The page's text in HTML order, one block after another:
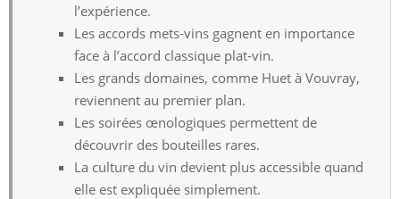
l’expérience.
Les accords mets-vins gagnent en importance
face à l’accord classique plat-vin.
Les grands domaines, comme Huet à Vouvray,
reviennent au premier plan.
Les soirées œnologiques permettent de
découvrir des bouteilles rares.
La culture du vin devient plus accessible quand
elle est expliquée simplement.